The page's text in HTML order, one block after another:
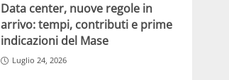
Data center, nuove regole in
arrivo: tempi, contributi e prime
indicazioni del Mase
Luglio 24, 2026